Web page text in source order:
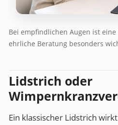
Bei empfindlichen Augen ist
ehrliche Beratung besonders
Lidstrich oder
Ein klassischer Lidstrich